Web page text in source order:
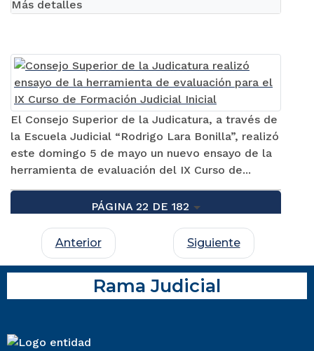
El Consejo Superior de la Judicatura, a través de
la Escuela Judicial “Rodrigo Lara Bonilla”, realizó
este domingo 5 de mayo un nuevo ensayo de la
herramienta de evaluación del IX Curso de...
Más detalles
PÁGINA 22 DE 182
Anterior Siguiente
Rama Judicial